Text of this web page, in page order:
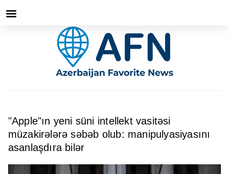
"Apple"ın yeni süni intellekt vasitəsi
müzakirələrə səbəb olub: manipulyasiyasını
asanlaşdıra bilər